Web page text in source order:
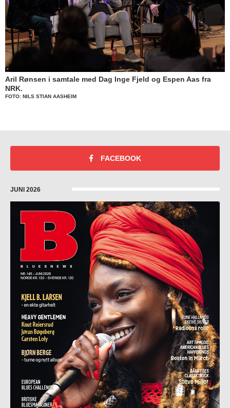
Aril Rønsen i samtale med Dag Inge Fjeld og Espen Aas fra
NRK.
FOTO: NILS STIAN AASHEIM
FACEBOOK
JUNI 2026